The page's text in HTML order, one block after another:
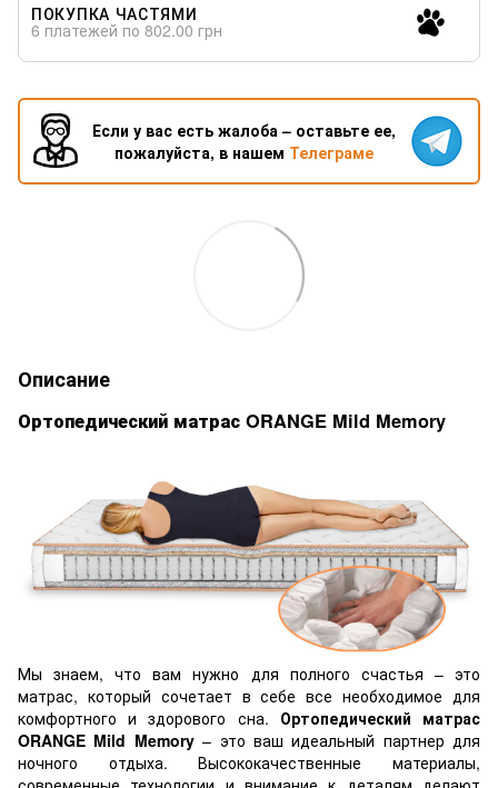
ПОКУПКА ЧАСТЯМИ
6 платежей по 802.00 грн
Если у вас есть жалоба – оставьте ее,
пожалуйста, в нашем Телеграме
Описание
Ортопедический матрас ORANGE Mild Memory
Мы знаем, что вам нужно для полного счастья – это
матрас, который сочетает в себе все необходимое для
комфортного и здорового сна. Ортопедический матрас
ORANGE Mild Memory– это ваш идеальный партнер для
ночного отдыха. Высококачественные материалы,